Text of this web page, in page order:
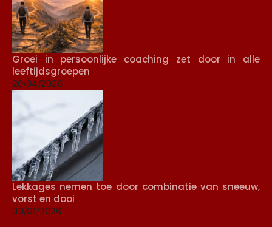
Groei in persoonlijke coaching zet door in alle
leeftijdsgroepen
20/04/2026
Lekkages nemen toe door combinatie van sneeuw,
vorst en dooi
30/01/2026